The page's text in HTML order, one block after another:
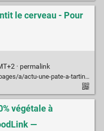
le cerveau - Pour
· permalink
a-tartiner-ralentit-le-cerveau-38432.php
végétale à
—